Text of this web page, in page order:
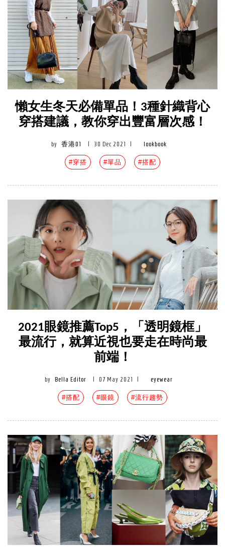
懶女生冬天必備單品！3種針織背心
穿搭建議，教你穿出豐富層次感！
by 香港01 30 Dec 2021 lookbook
#穿搭 #單品 #搭配
2021眼鏡推薦Top5，「透明鏡框」
最流行，就算近視也要走在時尚最
前端！
by Bella Editor 07 May 2021 eyewear
#搭配 #眼鏡 #流行趨勢